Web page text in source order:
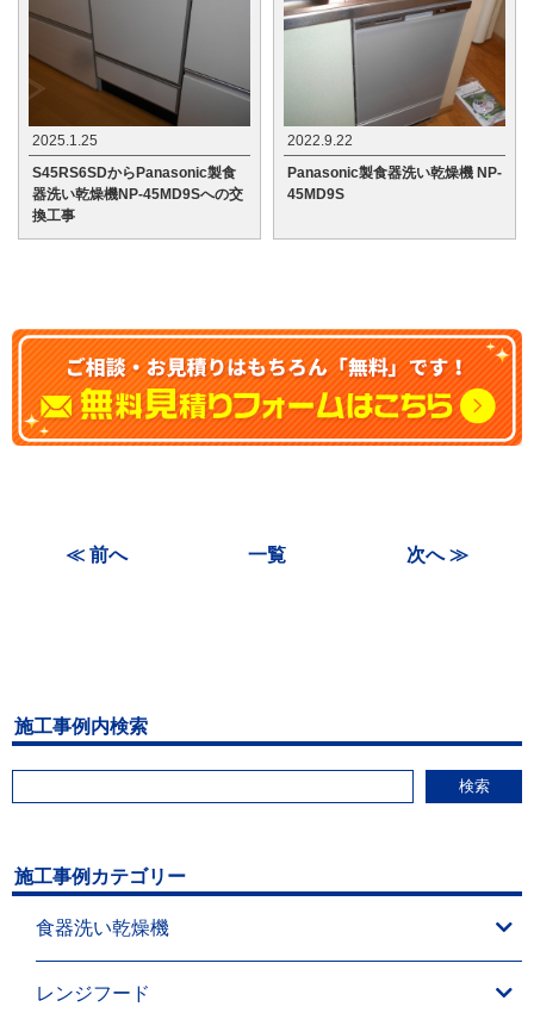
2025.1.25
S45RS6SDからPanasonic製食
器洗い乾燥機NP-45MD9Sへの交
換工事
2022.9.22
Panasonic製食器洗い乾燥機 NP-
45MD9S
≪ 前へ 一覧 次へ ≫
施工事例内検索
検索
施工事例カテゴリー
食器洗い乾燥機
レンジフード